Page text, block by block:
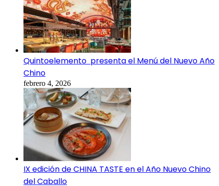
Quintoelemento presenta el Menú del Nuevo Año
Chino
febrero 4, 2026
IX edición de CHINA TASTE en el Año Nuevo Chino
del Caballo